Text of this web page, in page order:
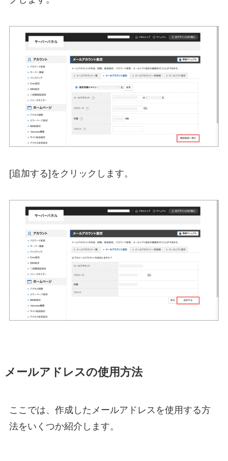
[追加する]をクリックします。
メールアドレスの使用方法
ここでは、作成したメールアドレスを使用する方
法をいくつか紹介します。